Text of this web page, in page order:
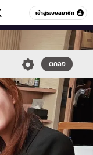
เข้าสู่ระบบสมาชิก
หมวดอื่นๆ
ตกลง